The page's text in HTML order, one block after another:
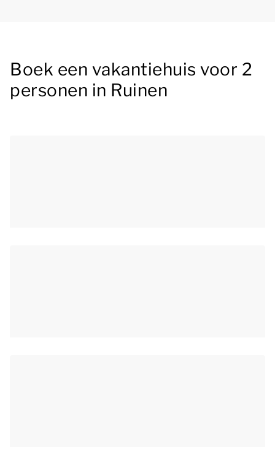
Boek een vakantiehuis voor 2
personen in Ruinen